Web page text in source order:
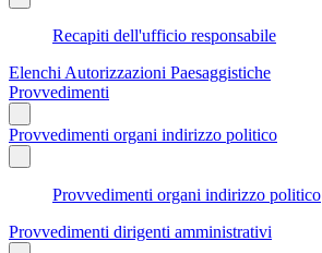
Recapiti dell'ufficio responsabile
Elenchi Autorizzazioni Paesaggistiche
Provvedimenti
Provvedimenti organi indirizzo politico
Provvedimenti organi indirizzo politico
Provvedimenti dirigenti amministrativi